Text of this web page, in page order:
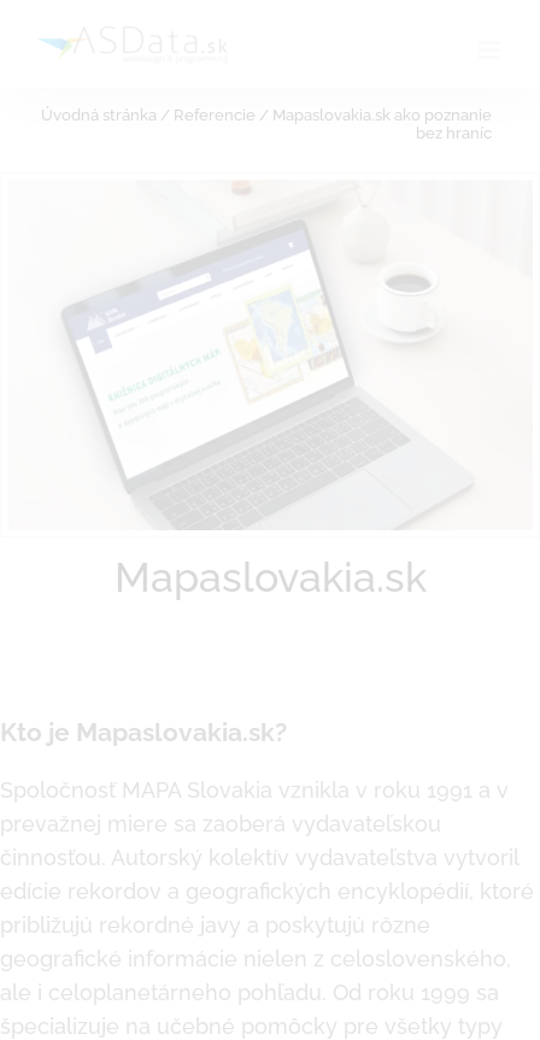
Úvodná stránka / Referencie / Mapaslovakia.sk ako poznanie
bez hraníc
Mapaslovakia.sk
Kto je Mapaslovakia.sk?
Spoločnosť MAPA Slovakia vznikla v roku 1991 a v
prevažnej miere sa zaoberá vydavateľskou
činnosťou. Autorský kolektív vydavateľstva vytvoril
edície rekordov a geografických encyklopédií, ktoré
približujú rekordné javy a poskytujú rôzne
geografické informácie nielen z celoslovenského,
ale i celoplanetárneho pohľadu. Od roku 1999 sa
špecializuje na učebné pomôcky pre všetky typy